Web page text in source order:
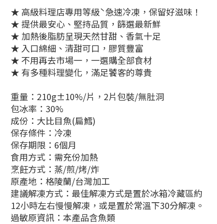
★ 高級料理店專用等級ˋ急速冷凍，保留好滋味！
★ 提供最安心、堅持品質，篩選最新鮮
★ 加熱後脂肪呈現天然甘甜、香氣十足
★ 入口綿細、清甜可口，膠質豐富
★ 不用再去市場一，一選購全部食材
★ 有多種料理變化，滿足饕客的尊貴
重量：210g±10%/片，2片包裝/無肚洞
包冰率：30%
成份：大比目魚(扁鱈)
保存條件：冷凍
保存期限：6個月
食用方式：需充份加熱
烹飪方式：蒸/煎/烤/炸
原產地：格陵蘭/台灣加工
建議解凍方式：最佳解凍方式是置於冰箱冷藏區約
12小時左右慢慢解凍，或是置於常溫下30分解凍。
過敏原資訊：本產品含魚類